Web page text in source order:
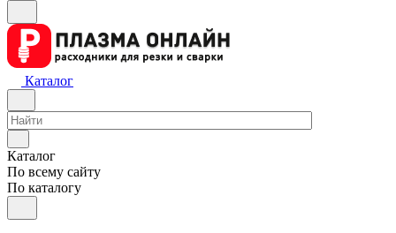
Каталог
Каталог
По всему сайту
По каталогу